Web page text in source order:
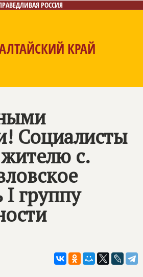
РОССИЯ
КРАЙ
Социалисты
с.
I группу